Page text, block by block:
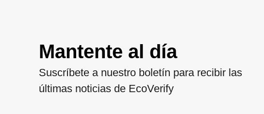
Mantente al día
Suscríbete a nuestro boletín para recibir las
últimas noticias de EcoVerify